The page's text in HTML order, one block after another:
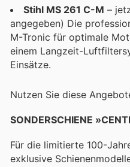
Stihl MS 261 C-M –
angegeben) Die
M-Tronic für optimale
einem Langzeit-
Einsätze.
Nutzen Sie diese
SONDERSCHIENE
Für die limitierte 100-
exklusive